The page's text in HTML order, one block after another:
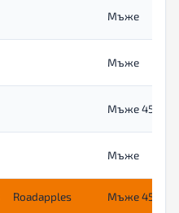
Mъже
Mъже
Мъже 45+
Mъже
Roadapples Мъже 45+